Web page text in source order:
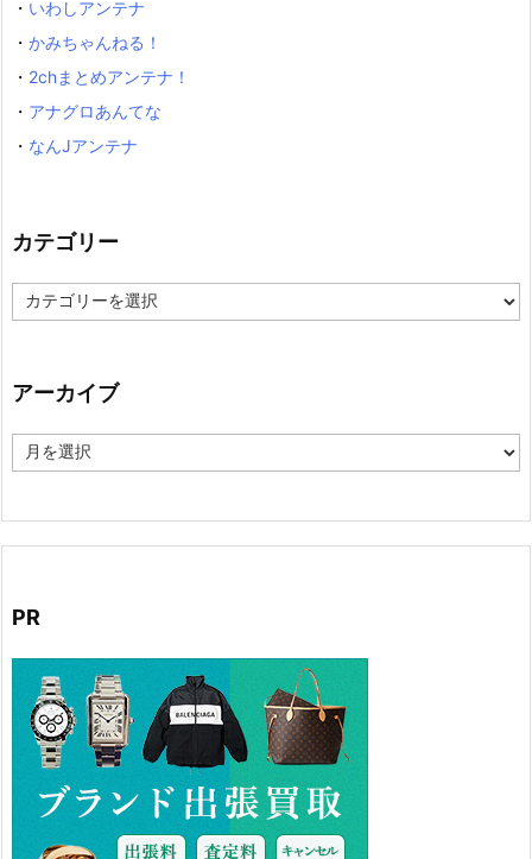
・ いわしアンテナ
・ かみちゃんねる！
・ 2chまとめアンテナ！
・ アナグロあんてな
・ なんJアンテナ
カテゴリー
テ
ー
アーカイブ
ー
PR